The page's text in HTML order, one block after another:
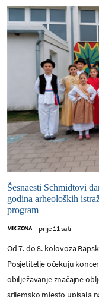
Šesnaesti Schmidtovi
godina arheoloških
program
MIX ZONA - prije 11 sati
Od 7. do 8. kolovoza
Posjetitelje očekuju
obilježavanje značajne